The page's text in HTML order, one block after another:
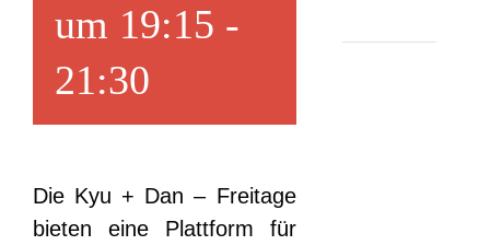
um 19:15 -
21:30
Die Kyu + Dan – Freitage
bieten eine Plattform für